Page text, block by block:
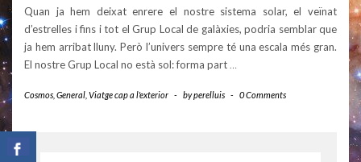
Quan ja hem deixat enrere el nostre sistema solar, el veïnat
d’estrelles i fins i tot el Grup Local de galàxies, podria semblar que
ja hem arribat lluny. Però l’univers sempre té una escala més gran.
El nostre Grup Local no està sol: forma part…
Cosmos General Viatge cap a l'exterior - byperelluis - 0 Comments